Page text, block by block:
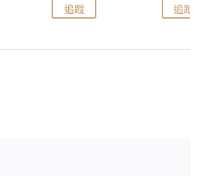
追蹤 追蹤